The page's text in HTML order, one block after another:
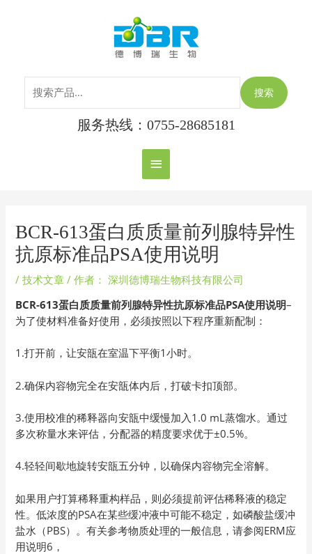
主
菜
单
搜索
服务热线：0755-28685181
BCR-613蛋白质质量前列腺特异性
抗原标准品PSA使用说明
/技术文章 / 作者： 深圳德博瑞生物科技有限公司
BCR-613蛋白质质量前列腺特异性抗原标准品PSA使用说明–
为了使材料准备好使用，必须按照以下程序重新配制：
1.打开前，让安瓿在室温下平衡1小时。
2.确保内容物完全在安瓿体内后，打破卡扣顶部。
3.使用校准的稀释器向安瓿中缓慢加入1.0 mL蒸馏水。通过
多次称量水来评估，分配器的精度要求优于±0.5%。
4.轻轻间歇地旋转安瓿五分钟，以确保内容物完全溶解。
如果用户打算稀释重构样品，则必须提前评估稀释液的稳定
性。低浓度的PSA在某些缓冲液中可能不稳定，如磷酸盐缓冲
盐水（PBS）。有关参考物质处理的一般信息，请参阅ERM应
用说明6，